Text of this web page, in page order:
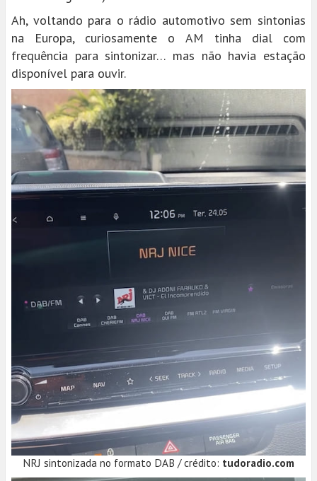
Ah, voltando para o rádio automotivo sem sintonias
na Europa, curiosamente o AM tinha dial com
frequência para sintonizar… mas não havia estação
disponível para ouvir.
NRJ sintonizada no formato DAB / crédito: tudoradio.com